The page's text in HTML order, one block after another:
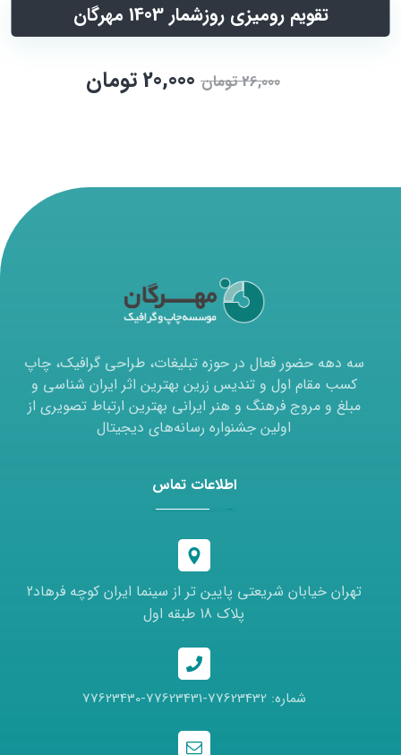
تقویم رومیزی روزشمار 1403 مهرگان
26,000تومان 20,000تومان
سه دهه حضور فعال در حوزه تبلیغات، طراحی گرافیک، چاپ
کسب مقام اول و تندیس زرین بهترین اثر ایران شناسی و
مبلغ و مروج فرهنگ و هنر ایرانی بهترین ارتباط تصویری از
اولین جشنواره رسانه‌های دیجیتال
اطلاعات تماس
تهران خیابان شریعتی پایین تر از سینما ایران کوچه فرهاد2
پلاک 18 طبقه اول
شماره: 77623432-77623431-77623430